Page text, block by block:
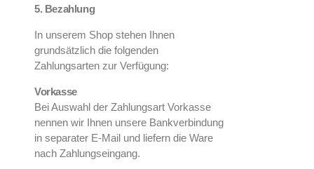
5. Bezahlung
In unserem Shop stehen Ihnen
grundsätzlich die folgenden
Zahlungsarten zur Verfügung:
Vorkasse
Bei Auswahl der Zahlungsart Vorkasse
nennen wir Ihnen unsere Bankverbindung
in separater E-Mail und liefern die Ware
nach Zahlungseingang.